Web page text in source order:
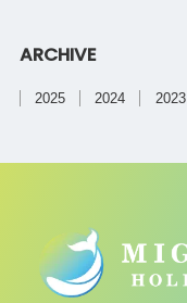
ARCHIVE
2025 2024 2023